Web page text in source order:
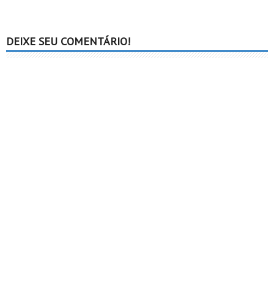
DEIXE SEU COMENTÁRIO!